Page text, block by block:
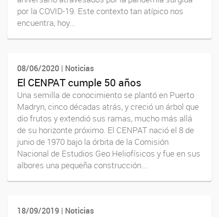
por la COVID-19. Este contexto tan atípico nos
encuentra, hoy...
08/06/2020 | Noticias
El CENPAT cumple 50 años
Una semilla de conocimiento se plantó en Puerto
Madryn, cinco décadas atrás, y creció un árbol que
dio frutos y extendió sus ramas, mucho más allá
de su horizonte próximo. El CENPAT nació el 8 de
junio de 1970 bajo la órbita de la Comisión
Nacional de Estudios Geo Heliofísicos y fue en sus
albores una pequeña construcción...
18/09/2019 | Noticias